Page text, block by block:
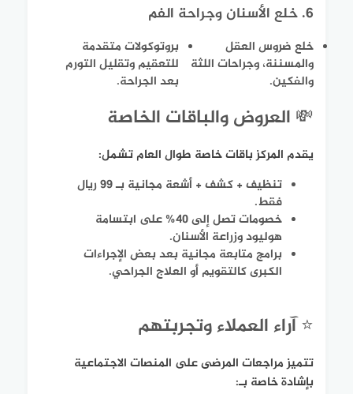
6. خلع الأسنان وجراحة الفم
خلع ضروس العقل
والمسننة، وجراحات اللثة
والفكين.
بروتوكولات متقدمة
للتعقيم وتقليل التورم
بعد الجراحة.
💸 العروض والباقات الخاصة
يقدم المركز باقات خاصة طوال العام تشمل:
تنظيف + كشف + أشعة مجانية بـ 99 ريال
فقط.
خصومات تصل إلى 40% على ابتسامة
هوليود وزراعة الأسنان.
برامج متابعة مجانية بعد بعض الإجراءات
الكبرى كالتقويم أو العلاج الجراحي.
⭐ آراء العملاء وتجربتهم
تتميز مراجعات المرضى على المنصات الاجتماعية
بإشادة خاصة بـ: